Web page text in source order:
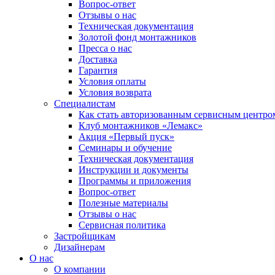
Вопрос-ответ
Отзывы о нас
Техническая документация
Золотой фонд монтажников
Пресса о нас
Доставка
Гарантия
Условия оплаты
Условия возврата
Специалистам
Как стать авторизованным сервисным
Клуб монтажников «Лемакс»
Акция «Первый пуск»
Семинары и обучение
Техническая документация
Инструкции и документы
Программы и приложения
Вопрос-ответ
Полезные материалы
Отзывы о нас
Сервисная политика
Застройщикам
Дизайнерам
О нас
О компании